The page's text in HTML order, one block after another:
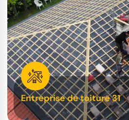
Entreprise de toiture 31